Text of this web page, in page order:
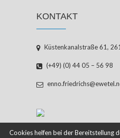
KONTAKT
Küstenkanalstraße 61,
(+49) (0) 44 05 – 56 98
Cookies helfen bei der Bereitstellung